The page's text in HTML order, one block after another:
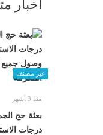
أخبار
غير مصنف
منذ 3 أشهر
بعثة حج
درجات